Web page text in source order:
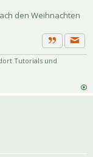
den Weihnachten
Zitat
Tutorials und